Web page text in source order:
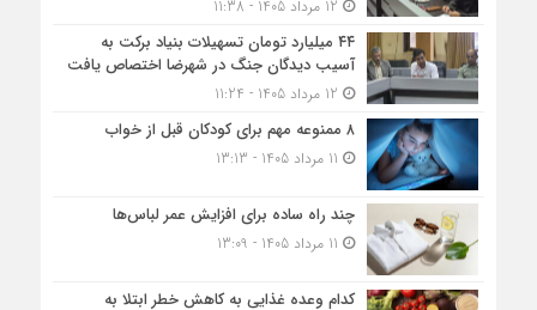
۴۴ میلیارد تومان تسهیلات بنیاد برکت به
آسیب دیدگان جنگ در شهرضا اختصاص یافت
۸ ممنوعه مهم برای کودکان قبل از خواب
چند راه ساده برای افزایش عمر لباس‌ها
کدام وعده غذایی به کاهش خطر ابتلا به